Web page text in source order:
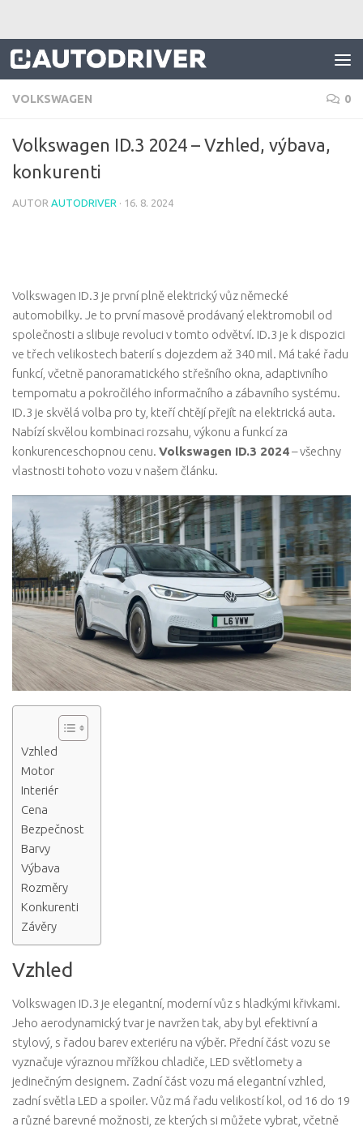
VOLKSWAGEN 0
Volkswagen ID.3 2024 – Vzhled, výbava,
konkurenti
AUTOR AUTODRIVER · 16. 8. 2024
Volkswagen ID.3 je první plně elektrický vůz německé
automobilky. Je to první masově prodávaný elektromobil od
společnosti a slibuje revoluci v tomto odvětví. ID.3 je k dispozici
ve třech velikostech baterií s dojezdem až 340 mil. Má také řadu
funkcí, včetně panoramatického střešního okna, adaptivního
tempomatu a pokročilého informačního a zábavního systému.
ID.3 je skvělá volba pro ty, kteří chtějí přejít na elektrická auta.
Nabízí skvělou kombinaci rozsahu, výkonu a funkcí za
konkurenceschopnou cenu. Volkswagen ID.3 2024– všechny
vlastnosti tohoto vozu v našem článku.
Vzhled
Motor
Interiér
Cena
Bezpečnost
Barvy
Výbava
Rozměry
Konkurenti
Závěry
Vzhled
Volkswagen ID.3 je elegantní, moderní vůz s hladkými křivkami.
Jeho aerodynamický tvar je navržen tak, aby byl efektivní a
stylový, s řadou barev exteriéru na výběr. Přední část vozu se
vyznačuje výraznou mřížkou chladiče, LED světlomety a
jedinečným designem. Zadní část vozu má elegantní vzhled,
zadní světla LED a spoiler. Vůz má řadu velikostí kol, od 16 do 19
a různé barevné možnosti, ze kterých si můžete vybrat, včetně